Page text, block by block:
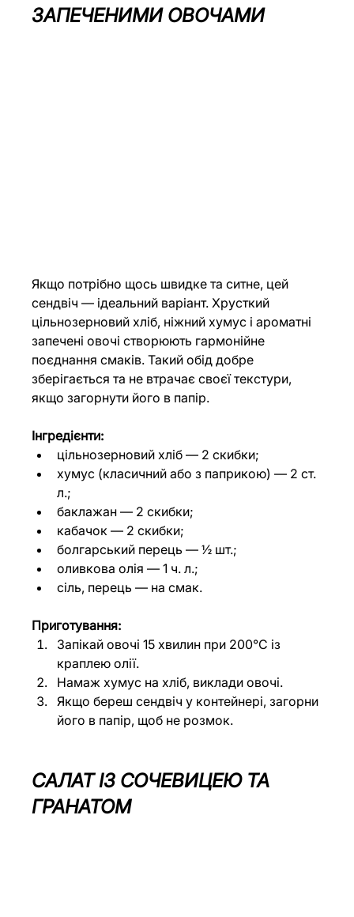
ЗАПЕЧЕНИМИ ОВОЧАМИ
Якщо потрібно щось швидке та ситне, цей
сендвіч — ідеальний варіант. Хрусткий
цільнозерновий хліб, ніжний хумус і ароматні
запечені овочі створюють гармонійне
поєднання смаків. Такий обід добре
зберігається та не втрачає своєї текстури,
якщо загорнути його в папір.
Інгредієнти:
цільнозерновий хліб — 2 скибки;
хумус (класичний або з паприкою) — 2 ст.
л.;
баклажан — 2 скибки;
кабачок — 2 скибки;
болгарський перець — ½ шт.;
оливкова олія — 1 ч. л.;
сіль, перець — на смак.
Приготування:
Запікай овочі 15 хвилин при 200°C із
краплею олії.
Намаж хумус на хліб, виклади овочі.
Якщо береш сендвіч у контейнері, загорни
його в папір, щоб не розмок.
САЛАТ ІЗ СОЧЕВИЦЕЮ ТА
ГРАНАТОМ